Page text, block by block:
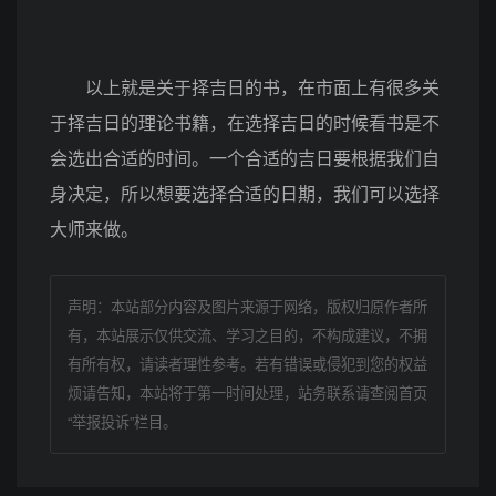
以上就是关于择吉日的书，在市面上有很多关
于择吉日的理论书籍，在选择吉日的时候看书是不
会选出合适的时间。一个合适的吉日要根据我们自
身决定，所以想要选择合适的日期，我们可以选择
大师来做。
声明：本站部分内容及图片来源于网络，版权归原作者所
有，本站展示仅供交流、学习之目的，不构成建议，不拥
有所有权，请读者理性参考。若有错误或侵犯到您的权益
烦请告知，本站将于第一时间处理，站务联系请查阅首页
“举报投诉”栏目。